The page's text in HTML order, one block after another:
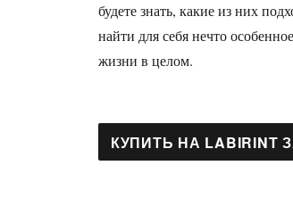
будете знать, какие из них
найти для себя нечто
жизни в целом.